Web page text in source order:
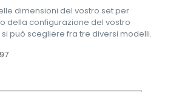
dimensioni del vostro set per
della configurazione del vostro
può scegliere fra tre diversi modelli.